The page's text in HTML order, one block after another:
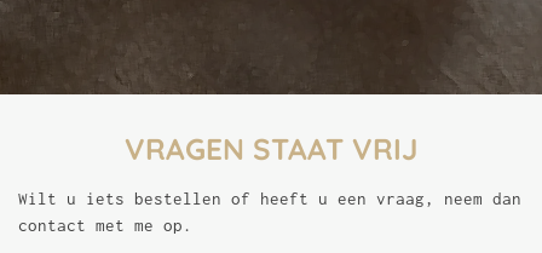
VRAGEN STAAT VRIJ
Wilt u iets bestellen of heeft u een vraag, neem dan
contact met me op.